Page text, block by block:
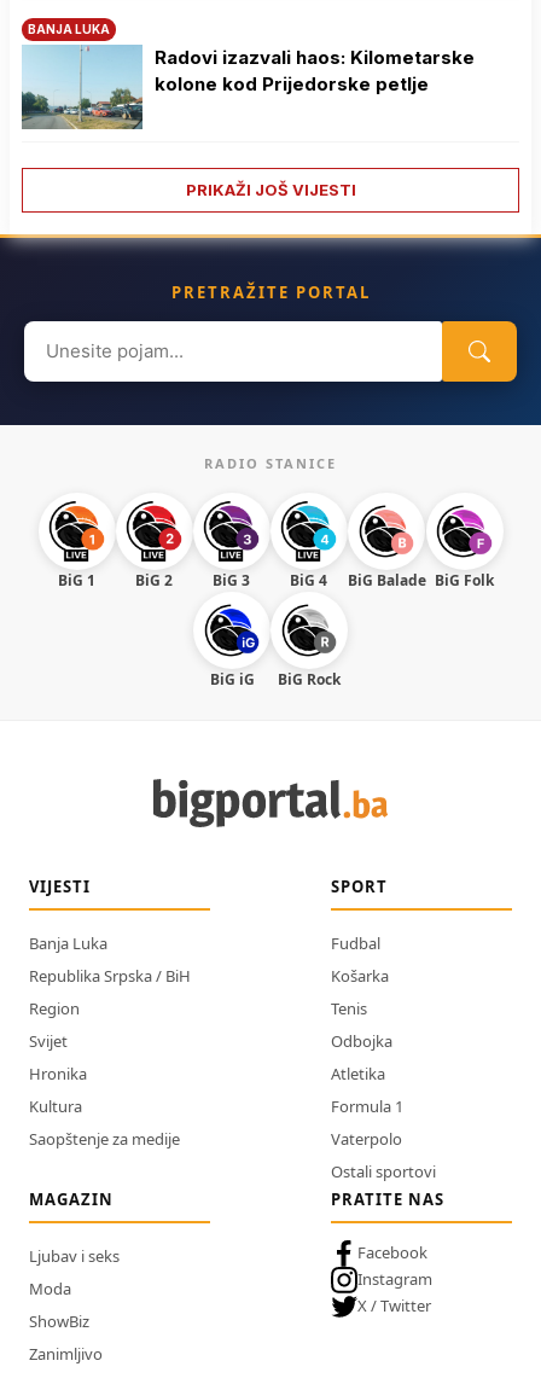
BANJA LUKA
Radovi izazvali haos: Kilometarske
kolone kod Prijedorske petlje
PRIKAŽI JOŠ VIJESTI
PRETRAŽITE PORTAL
Search
for:
RADIO STANICE
BiG 1 BiG 2 BiG 3 BiG 4 BiG Balade BiG Folk
BiG iG BiG Rock
VIJESTI
Banja Luka
Republika Srpska / BiH
Region
Svijet
Hronika
Kultura
Saopštenje za medije
SPORT
Fudbal
Košarka
Tenis
Odbojka
Atletika
Formula 1
Vaterpolo
Ostali sportovi
MAGAZIN
Ljubav i seks
Moda
ShowBiz
Zanimljivo
PRATITE NAS
Facebook
Instagram
X / Twitter